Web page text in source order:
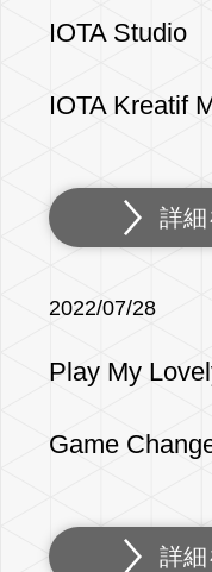
IOTA Studio
IOTA Kreatif
詳細
2022/07/28
Play My
Game
詳細